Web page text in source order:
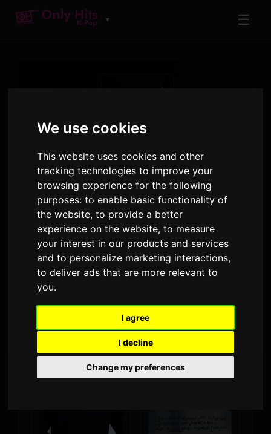
We use cookies
This website uses cookies and other
tracking technologies to improve your
browsing experience for the following
purposes:to enable basic functionality of
the website,to provide a better
experience on the website,to measure
your interest in our products and services
and to personalize marketing interactions,
to deliver ads that are more relevant to
you.
I agree
I decline
Change my preferences
▼ ☰
ARTISTA
ENHYPEN
Mga Track at Album na Pinatugtog sa Only Hits
26
MGA TRACK
6
MGA ALBUM
480
16 Enero 2026
PINAKABAGONG LABAS
Mga Album